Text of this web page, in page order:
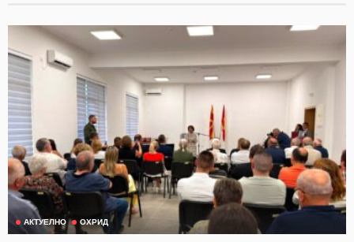
АКТУЕЛНО ОХРИД